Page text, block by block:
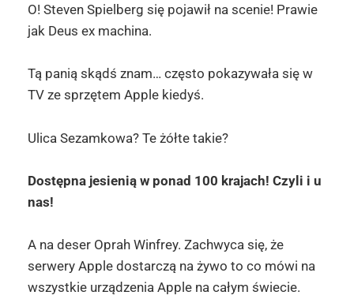
O! Steven Spielberg się pojawił na scenie! Prawie
jak Deus ex machina.
Tą panią skądś znam… często pokazywała się w
TV ze sprzętem Apple kiedyś.
Ulica Sezamkowa? Te żółte takie?
Dostępna jesienią w ponad 100 krajach! Czyli i u
nas!
A na deser Oprah Winfrey. Zachwyca się, że
serwery Apple dostarczą na żywo to co mówi na
wszystkie urządzenia Apple na całym świecie.